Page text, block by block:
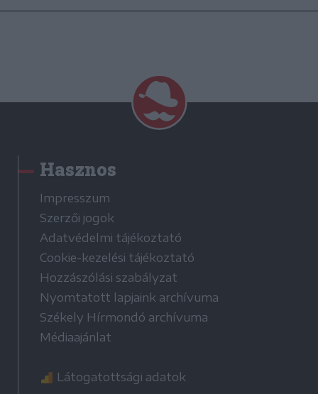
Hasznos
Impresszum
Szerzői jogok
Adatvédelmi tájékoztató
Cookie-kezelési tájékoztató
Hozzászólási szabályzat
Nyomtatott lapjaink archívuma
Székely Hírmondó archívuma
Médiaajánlat
Látogatottsági adatok